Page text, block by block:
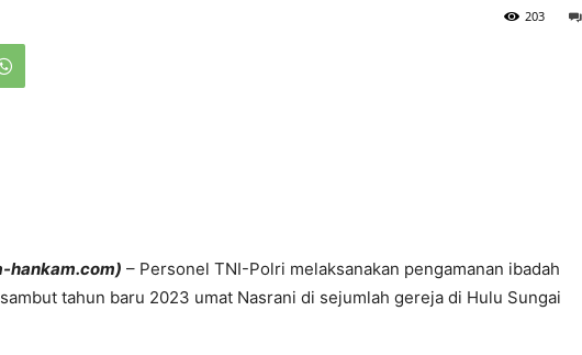
203
hankam.com) – Personel TNI-Polri melaksanakan pengamanan ibadah
tahun baru 2023 umat Nasrani di sejumlah gereja di Hulu Sungai